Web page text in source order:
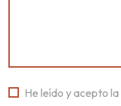
He leído y acepto la